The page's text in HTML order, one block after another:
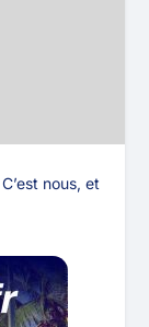
nous, et